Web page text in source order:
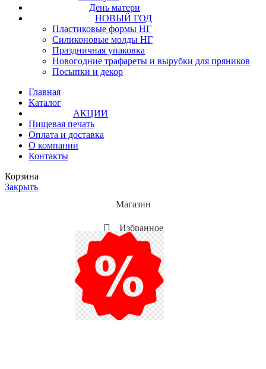
День матери
НОВЫЙ ГОД
Пластиковые формы НГ
Силиконовые молды НГ
Праздничная упаковка
Новогодние трафареты и вырубки для пряников
Посыпки и декор
Главная
Каталог
АКЦИИ
Пищевая печать
Оплата и доставка
О компании
Контакты
Корзина
Закрыть
Магазин
Избранное
Мой аккаунт
Акции